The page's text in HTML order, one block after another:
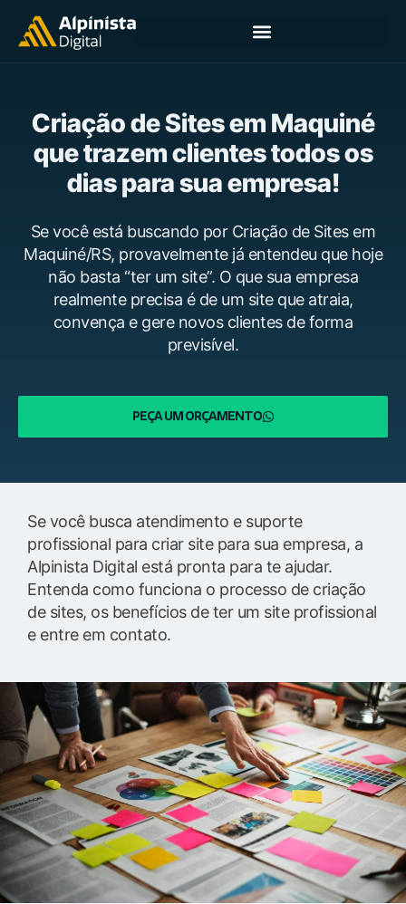
Criação de Sites em Maquiné
que trazem clientes todos os
dias para sua empresa!
Se você está buscando por Criação de Sites em
Maquiné/RS, provavelmente já entendeu que hoje
não basta “ter um site”. O que sua empresa
realmente precisa é de um site que atraia,
convença e gere novos clientes de forma
previsível.
PEÇA UM ORÇAMENTO
Se você busca atendimento e suporte
profissional para criar site para sua empresa, a
Alpinista Digital está pronta para te ajudar.
Entenda como funciona o processo de criação
de sites, os benefícios de ter um site profissional
e entre em contato.